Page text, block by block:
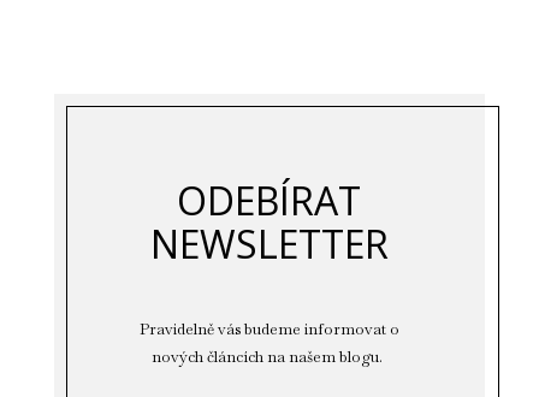
ODEBÍRAT
NEWSLETTER
Pravidelně vás budeme informovat o
nových článcích na našem blogu.